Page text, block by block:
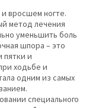
вросшем ногте.
метод лечения
уменьшить боль
шпора – это
и
ходьбе и
одним из самых
специального